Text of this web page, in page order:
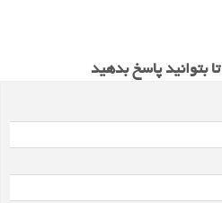
تا بتوانید پاسخ بدهید